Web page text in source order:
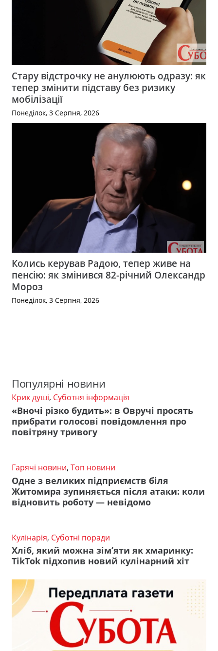
Стару відстрочку не анулюють одразу: як
тепер змінити підставу без ризику
мобілізації
Понеділок, 3 Серпня, 2026
Колись керував Радою, тепер живе на
пенсію: як змінився 82-річний Олександр
Мороз
Понеділок, 3 Серпня, 2026
Популярні новини
Крик душі, Суботня інформація
«Вночі різко будить»: в Овручі просять
прибрати голосові повідомлення про
повітряну тривогу
Гарячі новини, Топ новини
Одне з великих підприємств біля
Житомира зупиняється після атаки: коли
відновить роботу — невідомо
Кулінарія, Суботні поради
Хліб, який можна зім’яти як хмаринку:
TikTok підхопив новий кулінарний хіт